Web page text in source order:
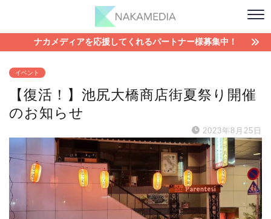
ナカメディアを応援してくれるパートナー様募集中！
イベント
【復活！】池尻大橋商店街夏祭り開催
のお知らせ
2023年8月25日